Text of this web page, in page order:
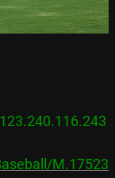
M.17523